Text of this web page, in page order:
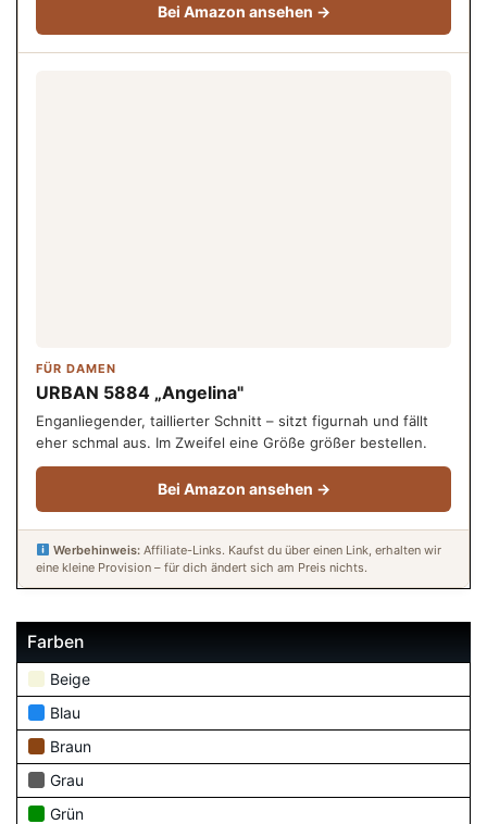
Bei Amazon ansehen →
FÜR DAMEN
URBAN 5884 „Angelina"
Enganliegender, taillierter Schnitt – sitzt figurnah und fällt
eher schmal aus. Im Zweifel eine Größe größer bestellen.
Bei Amazon ansehen →
Werbehinweis:Affiliate-Links. Kaufst du über einen Link, erhalten wir
eine kleine Provision – für dich ändert sich am Preis nichts.
Farben
Beige
Blau
Braun
Grau
Grün